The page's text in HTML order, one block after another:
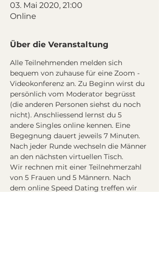
03. Mai 2020, 21:00
Online
Über die Veranstaltung
Alle Teilnehmenden melden sich
bequem von zuhause für eine Zoom -
Videokonferenz an. Zu Beginn wirst du
persönlich vom Moderator begrüsst
(die anderen Personen siehst du noch
nicht). Anschliessend lernst du 5
andere Singles online kennen. Eine
Begegnung dauert jeweils 7 Minuten.
Nach jeder Runde wechseln die Männer
an den nächsten virtuellen Tisch.
Wir rechnen mit einer Teilnehmerzahl
von 5 Frauen und 5 Männern. Nach
dem online Speed Dating treffen wir